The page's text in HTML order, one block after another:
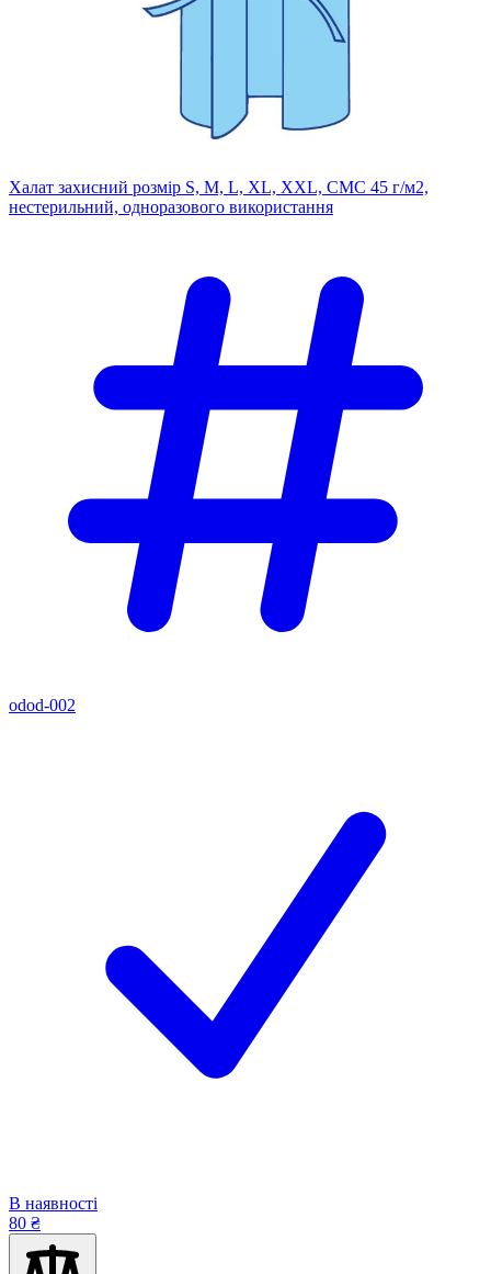
Халат захисний розмір S, M, L, XL, XXL, СМС 45 г/м2,
нестерильний, одноразового використання
odod-002
В наявності
80 ₴